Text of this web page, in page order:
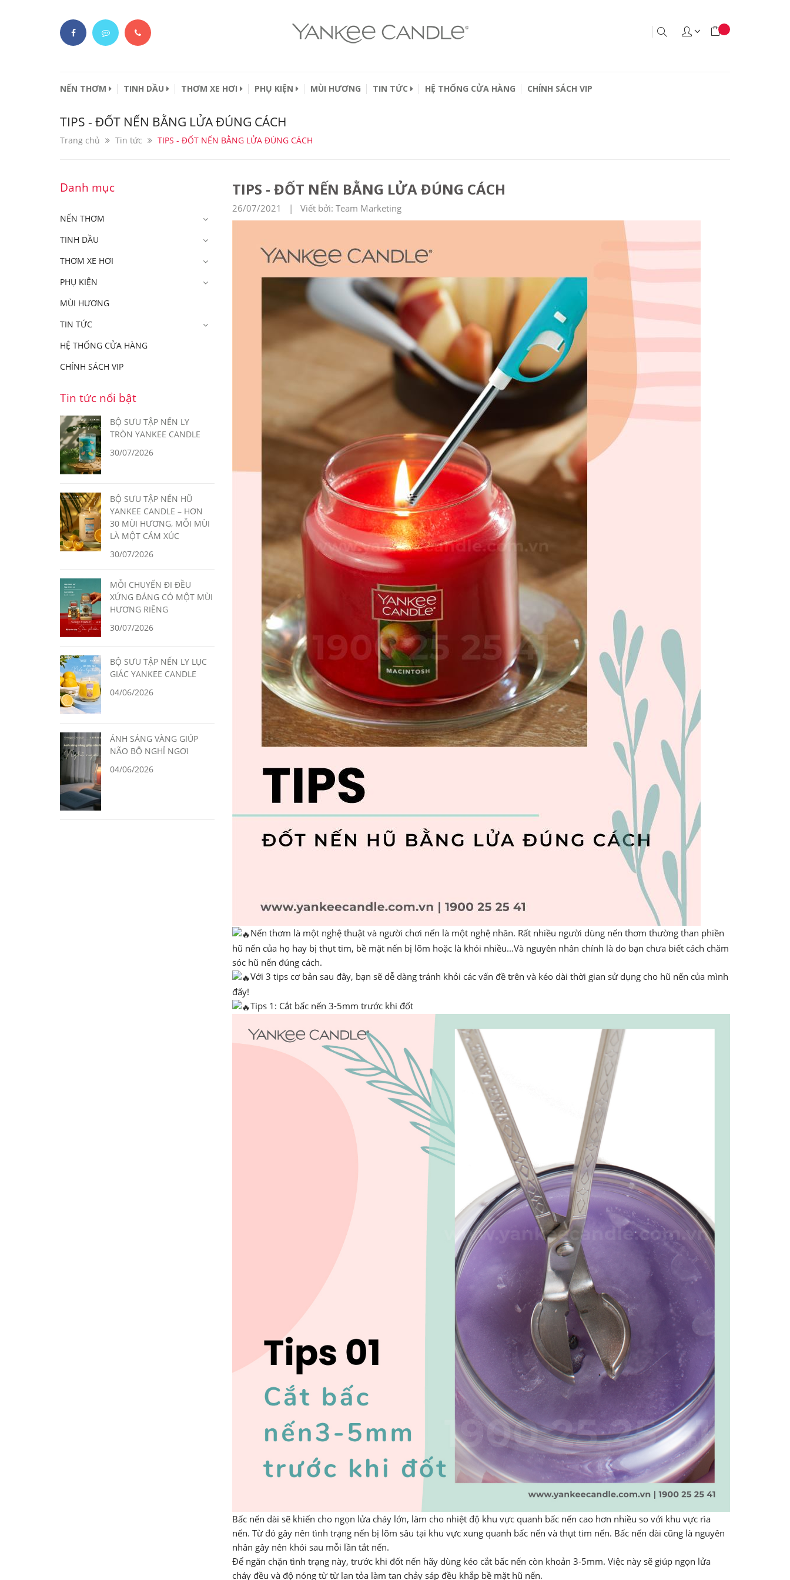
NẾN THƠM TINH DẦU THƠM XE HƠI PHỤ KIỆN MÙI HƯƠNG TIN TỨC HỆ THỐNG CỬA HÀNG CHÍNH SÁCH VIP
TIPS - ĐỐT NẾN BẰNG LỬA ĐÚNG CÁCH
Trang chủ Tin tức TIPS - ĐỐT NẾN BẰNG LỬA ĐÚNG CÁCH
TIPS - ĐỐT NẾN BẰNG LỬA ĐÚNG CÁCH
26/07/2021 | Viết bởi: Team Marketing
Nến thơm là một nghệ thuật và người chơi nến là một nghệ nhân. Rất nhiều người dùng nến thơm thường than phiền
hũ nến của họ hay bị thụt tim, bề mặt nến bị lõm hoặc là khói nhiều...Và nguyên nhân chính là do bạn chưa biết cách chăm
sóc hũ nến đúng cách.
Với 3 tips cơ bản sau đây, bạn sẽ dễ dàng tránh khỏi các vấn đề trên và kéo dài thời gian sử dụng cho hũ nến của mình
đấy!
Tips 1: Cắt bấc nến 3-5mm trước khi đốt
Bấc nến dài sẽ khiến cho ngọn lửa cháy lớn, làm cho nhiệt độ khu vực quanh bấc nến cao hơn nhiều so với khu vực rìa
nến. Từ đó gây nên tình trạng nến bị lõm sâu tại khu vực xung quanh bấc nến và thụt tim nến. Bấc nến dài cũng là nguyên
nhân gây nên khói sau mỗi lần tắt nến.
Để ngăn chặn tình trạng này, trước khi đốt nến hãy dùng kéo cắt bấc nến còn khoản 3-5mm. Việc này sẽ giúp ngọn lửa
cháy đều và độ nóng từ từ lan tỏa làm tan chảy sáp đều khắp bề mặt hũ nến.
Danh mục
NẾN THƠM
TINH DẦU
THƠM XE HƠI
PHỤ KIỆN
MÙI HƯƠNG
TIN TỨC
HỆ THỐNG CỬA HÀNG
CHÍNH SÁCH VIP
Tin tức nổi bật
BỘ SƯU TẬP NẾN LY
TRÒN YANKEE CANDLE
30/07/2026
BỘ SƯU TẬP NẾN HŨ
YANKEE CANDLE – HƠN
30 MÙI HƯƠNG, MỖI MÙI
LÀ MỘT CẢM XÚC
30/07/2026
MỖI CHUYẾN ĐI ĐỀU
XỨNG ĐÁNG CÓ MỘT MÙI
HƯƠNG RIÊNG
30/07/2026
BỘ SƯU TẬP NẾN LY LỤC
GIÁC YANKEE CANDLE
04/06/2026
ÁNH SÁNG VÀNG GIÚP
NÃO BỘ NGHỈ NGƠI
04/06/2026